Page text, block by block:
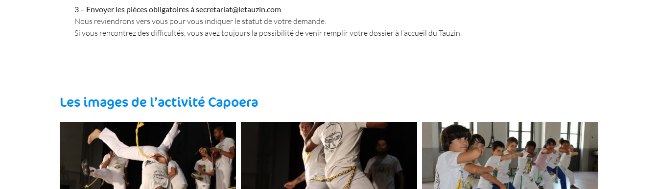
3 – Envoyer les pièces obligatoires à secretariat@letauzin.com
Nous reviendrons vers vous pour vous indiquer le statut de votre demande.
Si vous rencontrez des difficultés, vous avez toujours la possibilité de venir remplir votre dossier à l’accueil du Tauzin.
Les images de l’activité Capoera